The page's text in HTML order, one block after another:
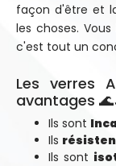
façon d'être et
les choses. Vous
c'est tout un
Les verres
avantages
Ils sont
Ils
Ils sont